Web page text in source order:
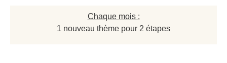
Chaque mois :
1 nouveau thème pour 2 étapes